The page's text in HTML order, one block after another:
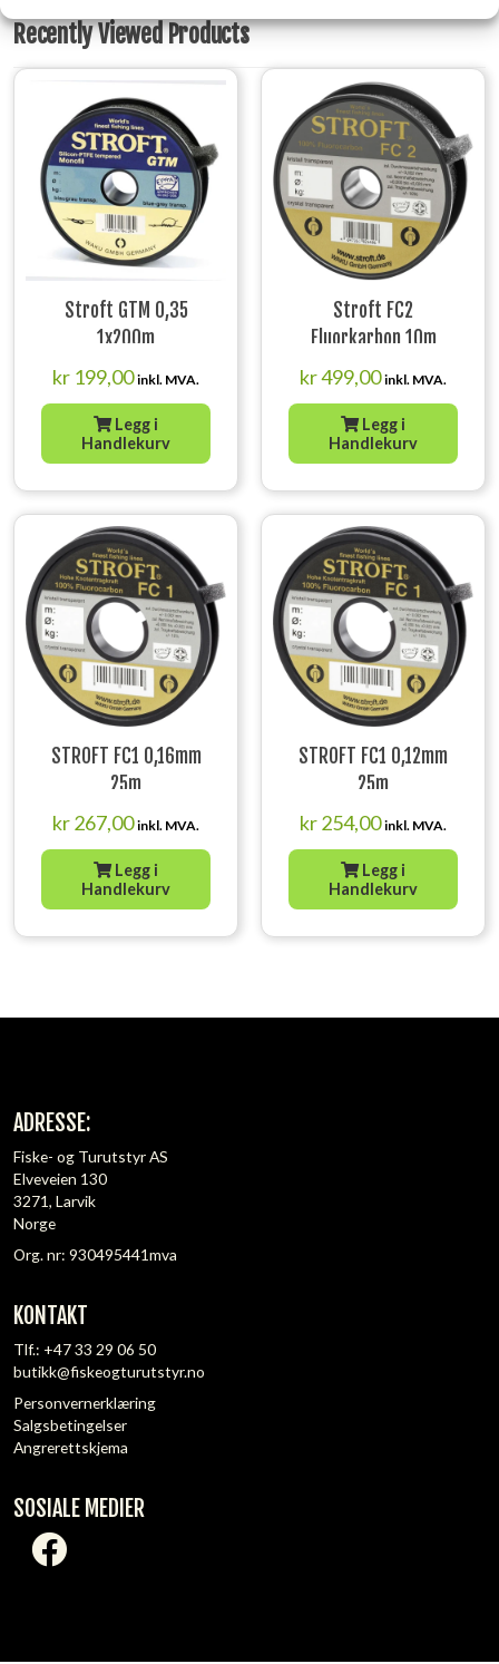
Recently Viewed Products
Stroft GTM 0,35
1x200m
kr 199,00 inkl. MVA.
Legg i
Handlekurv
Stroft FC2
Fluorkarbon 10m
1,10mm
kr499,00 inkl. MVA.
Legg i
Handlekurv
STROFT FC1 0,16mm
25m
kr267,00 inkl. MVA.
Legg i
Handlekurv
STROFT FC1 0,12mm
25m
kr254,00 inkl. MVA.
Legg i
Handlekurv
ADRESSE:
Fiske- og Turutstyr AS
Elveveien 130
3271, Larvik
Norge
Org. nr: 930495441mva
KONTAKT
Tlf.: +47 33 29 06 50
butikk@fiskeogturutstyr.no
Personvernerklæring
Salgsbetingelser
Angrerettskjema
SOSIALE MEDIER